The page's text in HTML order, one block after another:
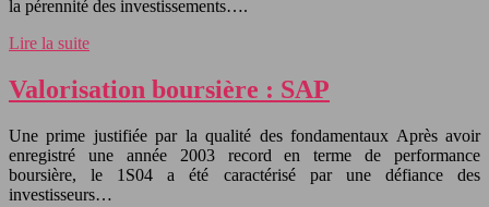
la pérennité des investissements….
Lire la suite
Valorisation boursière : SAP
Une prime justifiée par la qualité des fondamentaux Après avoir
enregistré une année 2003 record en terme de performance
boursière, le 1S04 a été caractérisé par une défiance des
investisseurs…